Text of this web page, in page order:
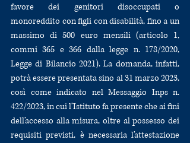
favore dei genitori disoccupati o
monoreddito con figli con disabilità, fino a un
massimo di 500 euro mensili (articolo 1,
commi 365 e 366 dalla legge n. 178/2020,
Legge di Bilancio 2021). La domanda, infatti,
potrà essere presentata sino al 31 marzo 2023,
così come indicato nel Messaggio Inps n.
422/2023, in cui l’Istituto fa presente che ai fini
dell’accesso alla misura, oltre al possesso dei
requisiti previsti, è necessaria l’attestazione